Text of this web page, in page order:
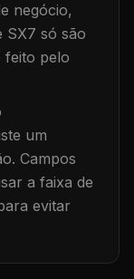
negócio,
SX7 só são
feito pelo
um
Campos
a faixa de
evitar